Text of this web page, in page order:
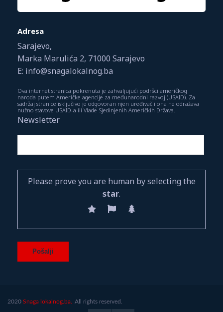
Adresa
Sarajevo,
Marka Marulića 2, 71000 Sarajevo
E: info@snagalokalnog.ba
Ova internet stranica pokrenuta je zahvaljujući podršci američkog
naroda putem Američke agencije za međunarodni razvoj (USAID). Za
sadržaj stranice isključivo je odgovoran njen uređivač i ona ne odražava
nužno stavove USAID-a ili Vlade Sjedinjenih Američkih Država.
Newsletter
Please prove you are human by selecting the
star.
2020 Snaga lokalnog.ba. All rights reserved.